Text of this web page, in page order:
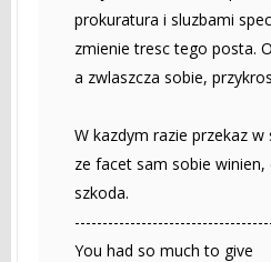
prokuratura i sluzbami
zmienie tresc tego posta.
a zwlaszcza sobie,
W kazdym razie przekaz
ze facet sam sobie
szkoda.
You had so much to give